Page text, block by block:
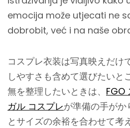
emocija može utjecati ne
dobrobit, već i na naše
コスプレ衣装は写真映えだけ
しやすさも含めて選びたいと
無を整理したいときは、 FGO
ガル コスプレが準備の手が
とサイズの余裕を合わせて考